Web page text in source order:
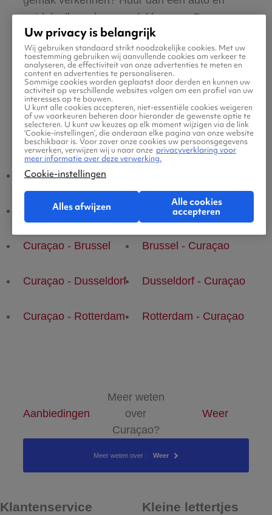
ontdek alle verborgen plekken van Curaçao.
Populaire vluchten
Curaçao - Amsterdam
Curaçao - Eindhoven Eindhoven - Curaçao
Curaçao - Brussel Brussel - Curaçao
Curaçao - Dusseldorf Dusseldorf - Curaçao
Curaçao - Rotterdam Rotterdam - Curaçao
Aanbiedingen
Meer weten
over
Curaçao?
Weer
Meer weten over : Weer
Klantenservice Kleine lettertjes
Uw privacy is belangrijk
Wij gebruiken standaard strikt noodzakelijke cookies. Met uw
toestemming gebruiken wij aanvullende cookies om verkeer te
analyseren, de effectiviteit van onze advertenties te meten en
content en advertenties te personaliseren.
Sommige cookies worden geplaatst door derden en kunnen uw
activiteit op verschillende websites volgen om een profiel van uw
interesses op te bouwen.
U kunt alle cookies accepteren, niet-essentiële cookies weigeren
of uw voorkeuren beheren door hieronder de gewenste optie te
selecteren. U kunt uw keuzes op elk moment wijzigen via de link
‘Cookie-instellingen’, die onderaan elke pagina van onze website
beschikbaar is. Voor zover onze cookies uw persoonsgegevens
verwerken, verwijzen wij u naar onze privacyverklaring voor
meer informatie over deze verwerking.
Cookie-instellingen
Alles afwijzen
Alle cookies
accepteren